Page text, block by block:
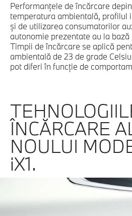
Performanţele de încărcare
temperatura ambientală, profilul
şi de utilizarea consumatorilor
autonomie prezentate au la bază
Timpii de încărcare se aplică
ambientală de 23 de grade
pot diferi în funcţie de
ÎNCĂRCARE
NOULUI
iX1.